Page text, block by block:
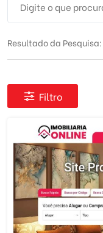
Resultado da Pesquisa:
Filtro